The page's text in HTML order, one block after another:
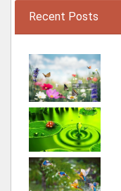
Recent Posts